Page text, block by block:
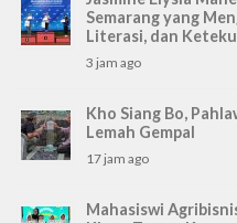
Semarang yang
Literasi, dan
3 jam ago
Kho Siang Bo,
Lemah Gempal
17 jam ago
Mahasiswi